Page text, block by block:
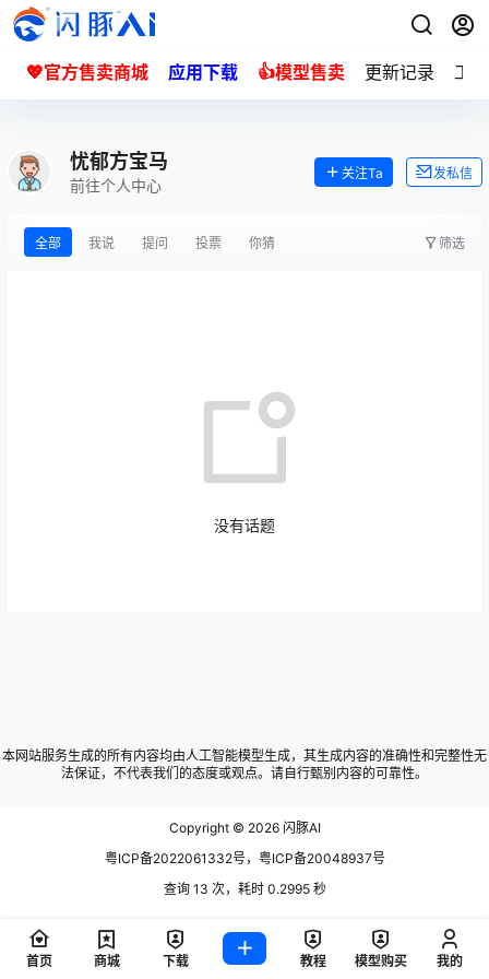
💖官方售卖商城 应用下载 👍模型售卖 更新记录 工
忧郁方宝马
前往个人中心
关注Ta 发私信
全部 我说 提问 投票 你猜 筛选
没有话题
广场
v3的bug已经修复了，在内测中，没问题后
2022-08-10
我们打算给私享会内部拉一个群。主要是功
广场
本网站服务生成的所有内容均由人工智能模型生成，其生成内容的准确性和完整性无
法保证，不代表我们的态度或观点。请自行甄别内容的可靠性。
Copyright © 2026闪豚AI
粤ICP备2022061332号，粤ICP备20048937号
查询 13 次，耗时 0.2995 秒
首页 商城 下载 教程 模型购买 我的